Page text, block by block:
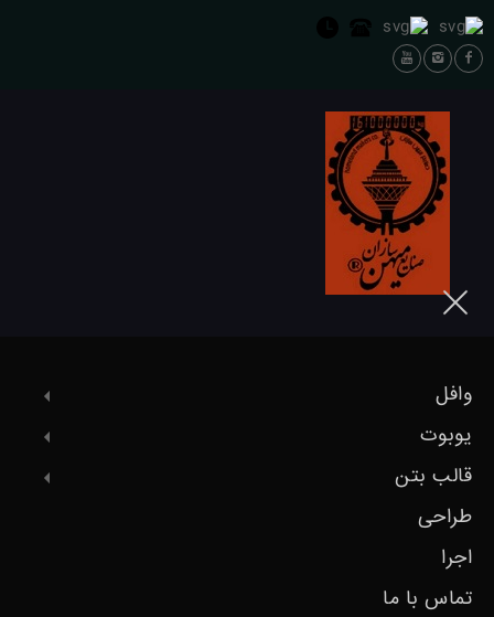
وافل
یوبوت
قالب بتن
طراحی
اجرا
تماس با ما